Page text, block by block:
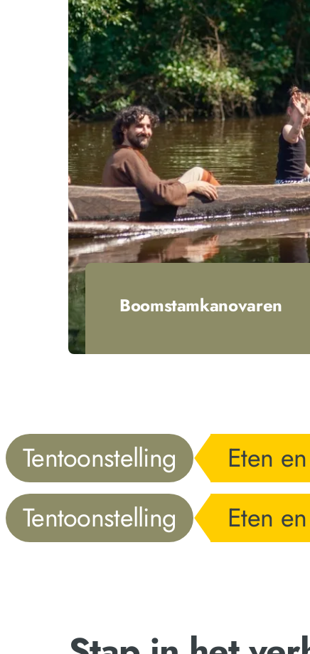
Boomstamkanovaren
Tentoonstelling Eten
Tentoonstelling
Eten